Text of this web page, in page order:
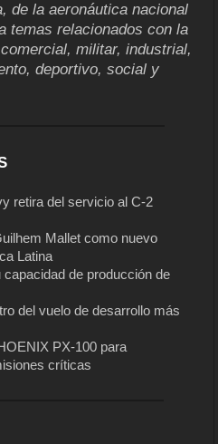
de la aeronáutica nacional
temas relacionados con la
militar, industrial,
deportivo, social y
retira del servicio al C-2
Mallet como nuevo
Latina
de producción de
del vuelo de desarrollo más
PX-100 para
críticas